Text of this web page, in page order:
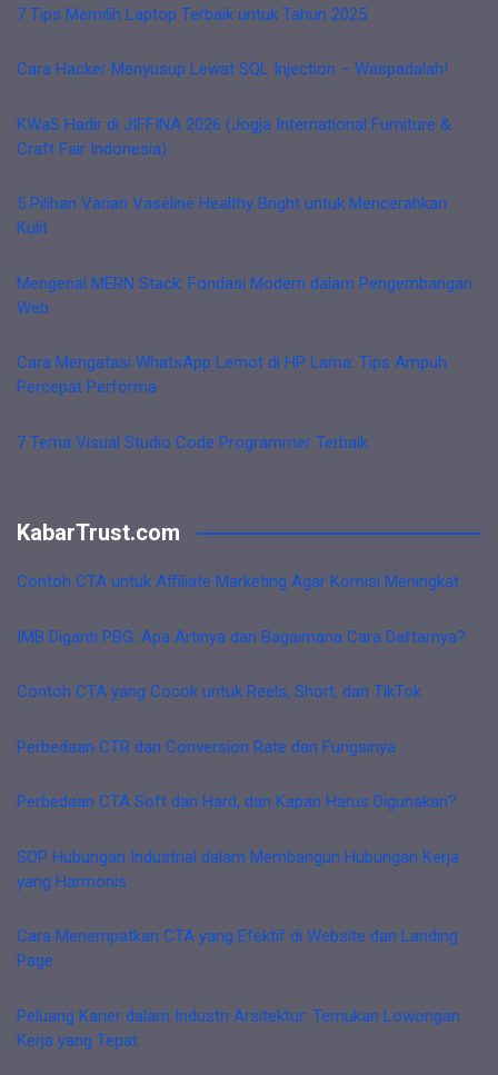
7 Tips Memilih Laptop Terbaik untuk Tahun 2025
Cara Hacker Menyusup Lewat SQL Injection – Waspadalah!
KWaS Hadir di JIFFINA 2026 (Jogja International Furniture &
Craft Fair Indonesia)
5 Pilihan Varian Vaseline Healthy Bright untuk Mencerahkan
Kulit
Mengenal MERN Stack: Fondasi Modern dalam Pengembangan
Web
Cara Mengatasi WhatsApp Lemot di HP Lama: Tips Ampuh
Percepat Performa
7 Tema Visual Studio Code Programmer Terbaik
KabarTrust.com
Contoh CTA untuk Affiliate Marketing Agar Komisi Meningkat
IMB Diganti PBG: Apa Artinya dan Bagaimana Cara Daftarnya?
Contoh CTA yang Cocok untuk Reels, Short, dan TikTok
Perbedaan CTR dan Conversion Rate dan Fungsinya
Perbedaan CTA Soft dan Hard, dan Kapan Harus Digunakan?
SOP Hubungan Industrial dalam Membangun Hubungan Kerja
yang Harmonis
Cara Menempatkan CTA yang Efektif di Website dan Landing
Page
Peluang Karier dalam Industri Arsitektur: Temukan Lowongan
Kerja yang Tepat